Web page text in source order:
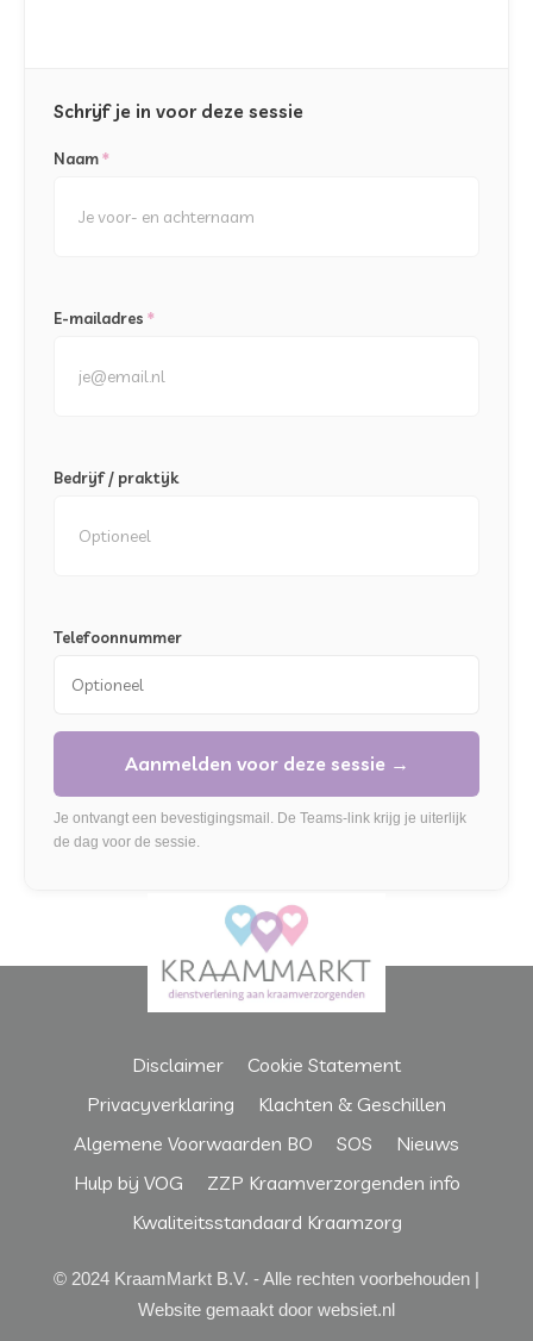
Schrijf je in voor deze sessie
Naam*
E-mailadres *
Bedrijf / praktijk
Telefoonnummer
Aanmelden voor deze sessie →
Je ontvangt een bevestigingsmail. De Teams-link krijg je uiterlijk
de dag voor de sessie.
Disclaimer
Cookie Statement
Privacyverklaring
Klachten & Geschillen
Algemene Voorwaarden BO
SOS
Nieuws
Hulp bij VOG
ZZP Kraamverzorgenden info
Kwaliteitsstandaard Kraamzorg
© 2024 KraamMarkt B.V. - Alle rechten voorbehouden |
Website gemaakt door websiet.nl